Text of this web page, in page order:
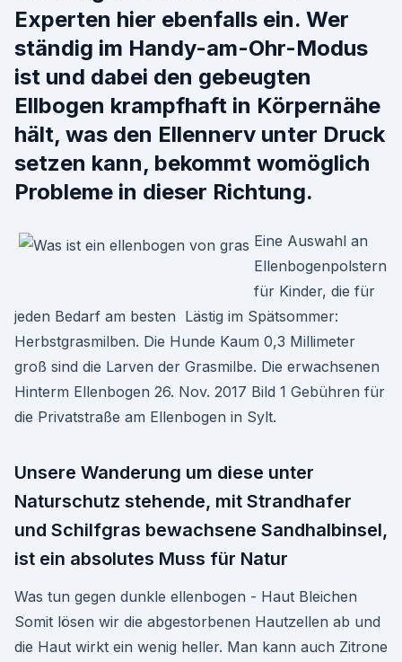
Experten hier ebenfalls ein. Wer
ständig im Handy-am-Ohr-Modus
ist und dabei den gebeugten
Ellbogen krampfhaft in Körpernähe
hält, was den Ellennerv unter Druck
setzen kann, bekommt womöglich
Probleme in dieser Richtung.
Eine Auswahl an
Ellenbogenpolstern
für Kinder, die für
jeden Bedarf am besten Lästig im Spätsommer:
Herbstgrasmilben. Die Hunde Kaum 0,3 Millimeter
groß sind die Larven der Grasmilbe. Die erwachsenen
Hinterm Ellenbogen 26. Nov. 2017 Bild 1 Gebühren für
die Privatstraße am Ellenbogen in Sylt.
Unsere Wanderung um diese unter
Naturschutz stehende, mit Strandhafer
und Schilfgras bewachsene Sandhalbinsel,
ist ein absolutes Muss für Natur
Was tun gegen dunkle ellenbogen - Haut Bleichen
Somit lösen wir die abgestorbenen Hautzellen ab und
die Haut wirkt ein wenig heller. Man kann auch Zitrone